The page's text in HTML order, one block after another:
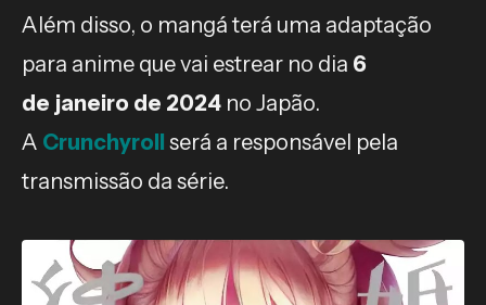
Além disso, o mangá terá uma adaptação
para anime que vai estrear no dia 6
de janeiro de 2024 no Japão.
A Crunchyroll será a responsável pela
transmissão da série.